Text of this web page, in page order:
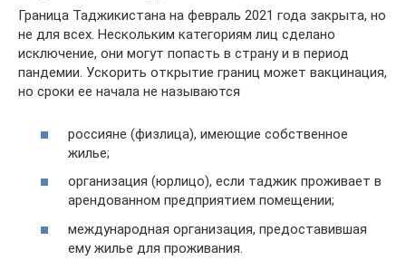
Граница Таджикистана на февраль 2021 года закрыта, но
не для всех. Нескольким категориям лиц сделано
исключение, они могут попасть в страну и в период
пандемии. Ускорить открытие границ может вакцинация,
но сроки ее начала не называются
россияне (физлица), имеющие собственное
жилье;
организация (юрлицо), если таджик проживает в
арендованном предприятием помещении;
международная организация, предоставившая
ему жилье для проживания.